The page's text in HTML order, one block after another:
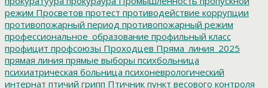
режим Просветов протест противодействие коррупции
противопожарный период противопожарный режим
профессиональное_образование профильный класс
профицит профсоюзы Проходцев Пряма_линия_2025
прямая линия прямые выборы психбольница
психиатрическая больница психоневрологический
интернат птичий грипп Птичник пункт весового контроля